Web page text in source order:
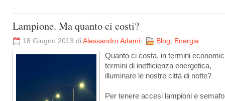
Lampione. Ma quanto ci costi?
18 Giugno 2013 di Alessandro Adami Blog, Energia
Quanto ci costa, in termini
termini di inefficienza energetica,
illuminare le nostre città di notte?
Per tenere accesi lampioni e